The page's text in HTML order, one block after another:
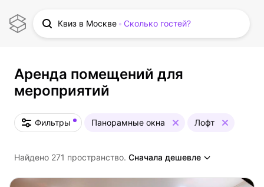
Квиз в Москве Сколько гостей?
Аренда помещений для
мероприятий
Фильтры Панорамные окна Лофт
Найдено 271 пространство. Сначала дешевле